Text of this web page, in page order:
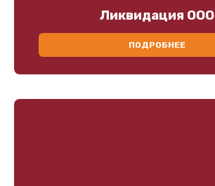
Ликвидация ООО
ПОДРОБНЕЕ